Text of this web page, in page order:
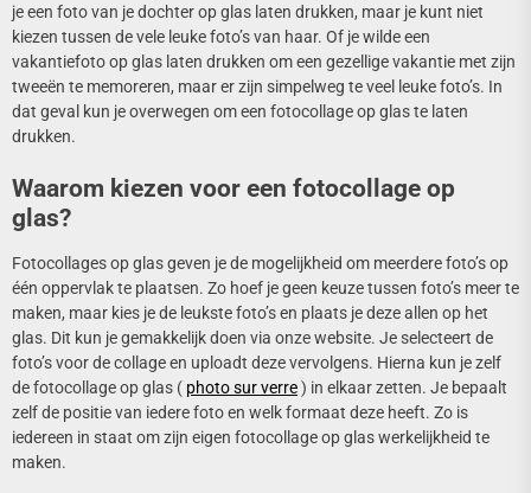
je een foto van je dochter op glas laten drukken, maar je kunt niet
kiezen tussen de vele leuke foto’s van haar. Of je wilde een
vakantiefoto op glas laten drukken om een gezellige vakantie met zijn
tweeën te memoreren, maar er zijn simpelweg te veel leuke foto’s. In
dat geval kun je overwegen om een fotocollage op glas te laten
drukken.
Waarom kiezen voor een fotocollage op
glas?
Fotocollages op glas geven je de mogelijkheid om meerdere foto’s op
één oppervlak te plaatsen. Zo hoef je geen keuze tussen foto’s meer te
maken, maar kies je de leukste foto’s en plaats je deze allen op het
glas. Dit kun je gemakkelijk doen via onze website. Je selecteert de
foto’s voor de collage en uploadt deze vervolgens. Hierna kun je zelf
de fotocollage op glas ( photo sur verre) in elkaar zetten. Je bepaalt
zelf de positie van iedere foto en welk formaat deze heeft. Zo is
iedereen in staat om zijn eigen fotocollage op glas werkelijkheid te
maken.